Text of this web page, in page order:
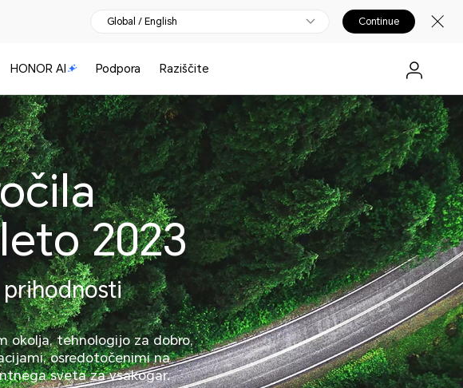
Global / English Continue
HONOR AI Podpora Raziščite
2023
okolja, tehnologijo za dobro,
osredotočenimi na
sveta za vsakogar.